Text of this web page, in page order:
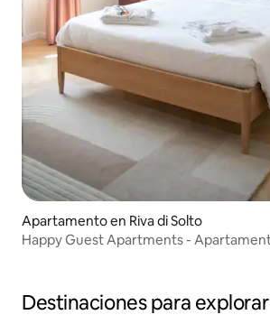
Apartamento en Riva di Solto
Happy Guest Apartments -
Destinaciones para explorar